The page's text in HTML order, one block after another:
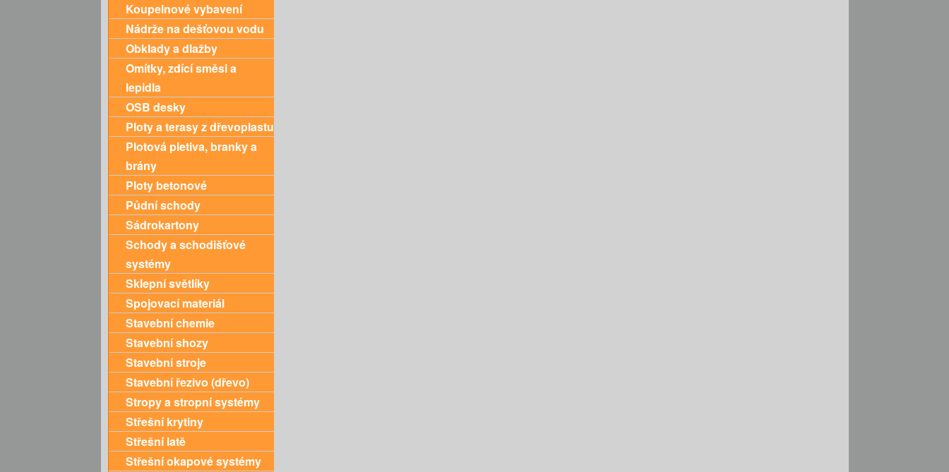
Koupelnové vybavení
Nádrže na dešťovou vodu
Obklady a dlažby
Omítky, zdící směsi a
lepidla
OSB desky
Ploty a terasy z dřevoplastu
Plotová pletiva, branky a
brány
Ploty betonové
Půdní schody
Sádrokartony
Schody a schodišťové
systémy
Sklepní světlíky
Spojovací materiál
Stavební chemie
Stavební shozy
Stavební stroje
Stavební řezivo (dřevo)
Stropy a stropní systémy
Střešní krytiny
Střešní latě
Střešní okapové systémy